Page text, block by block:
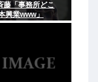
藤「事務所どこ
興業www」